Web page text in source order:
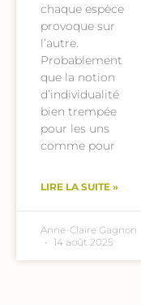
chaque espèce
provoque sur
l’autre.
Probablement
que la notion
d’individualité
bien trempée
pour les uns
comme pour
LIRE LA SUITE »
Anne-Claire Gagnon
14 août 2025